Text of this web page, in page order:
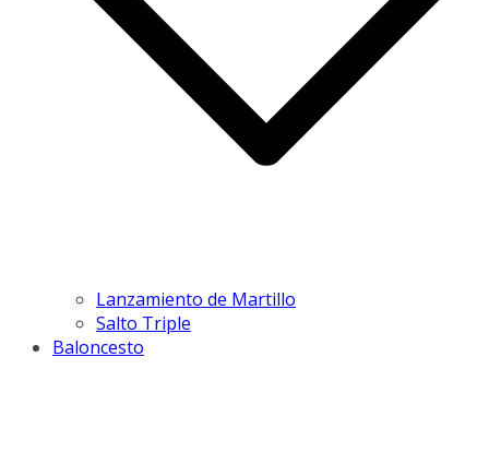
Lanzamiento de Martillo
Salto Triple
Baloncesto